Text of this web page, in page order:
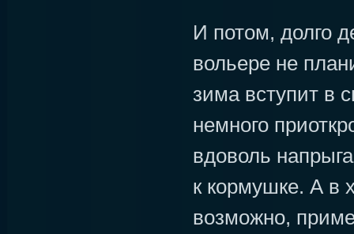
И потом, долго
вольере не
зима вступит в
немного
вдоволь
к кормушке. А в
возможно,